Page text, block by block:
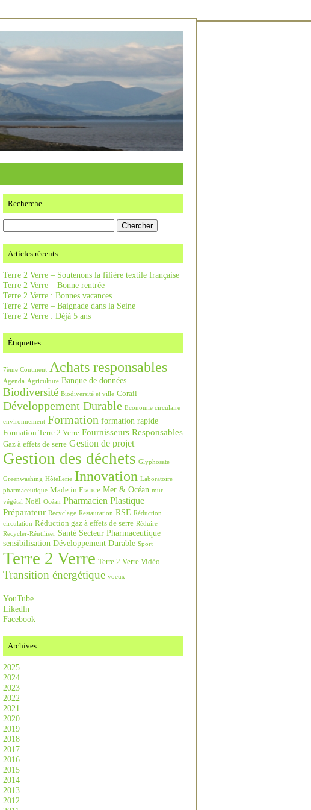
Recherche
Articles récents
Terre 2 Verre – Soutenons la filière textile française
Terre 2 Verre – Bonne rentrée
Terre 2 Verre : Bonnes vacances
Terre 2 Verre – Baignade dans la Seine
Terre 2 Verre : Déjà 5 ans
Étiquettes
7ème Continent Achats responsables
Agenda Agriculture Banque de données
Biodiversité Biodiversité et ville Corail
Développement Durable Economie circulaire
environnement Formation formation rapide
Formation Terre 2 Verre Fournisseurs Responsables
Gaz à effets de serre Gestion de projet
Gestion des déchets Glyphosate
Greenwashing Hôtellerie Innovation Laboratoire
pharmaceutique Made in France Mer & Océan mur
végétal Noël Océan Pharmacien Plastique
Préparateur Recyclage Restauration RSE Réduction
circulation Réduction gaz à effets de serre Réduire-
Recycler-Réutiliser Santé Secteur Pharmaceutique
sensibilisation Développement Durable Sport
Terre 2 Verre Terre 2 Verre Vidéo
Transition énergétique voeux
YouTube
Likedln
Facebook
Archives
2025
2024
2023
2022
2021
2020
2019
2018
2017
2016
2015
2014
2013
2012